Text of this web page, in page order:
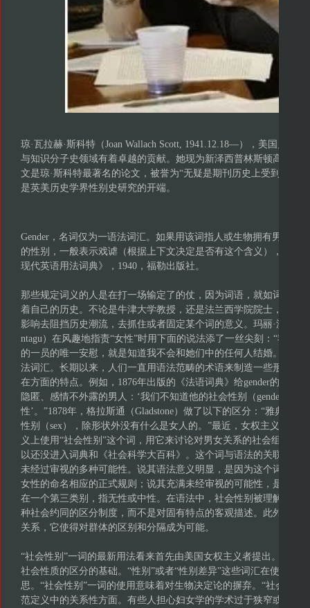
琼·瓦拉赫·斯科特（Joan Wallach Scott, 1941.12.18—），美国史学
与知识分子史领域有着卓越的贡献。她现为新泽西普林斯顿高等研
文是琼·斯科特最著名的论文，被誉为“无疑是期刊历史上受到最广
是英美历史学界性别史研究的开端。
Gender，名词仅为一语法词汇。如果用该词指人或生物拥有男性或
的性别，一般表示戏谑（根据上下文决定是否有这个含义），或
现代英语用法词典》，1940，福勒出版社。
那些规定词义的人是在打一场输定了的仗，因为词语，就如词语所
着自己的历史。不论是牛津大学教授，还是法兰西学院院士，都不
影响去阻挡历史潮流，去抓住或者固定某个词的意义。玛丽·沃特利
ntagu）在风趣地指责“女性”时用下面的说法添了一丝尖刻：“我作为
的一员的唯一安慰，就是知道我不会和她们中的任何人结婚。”在
法词汇。长期以来，人们一直用语法范畴的术语来制造一些形象化
在方面的特点。例如，1876年出版的《法语词典》给gender的用法
隐匿、感情不外露的男人：‘我们不知道他的社会性别（gender）是
性’。”1878年，格拉斯通（Gladstone）做了以下的区分：“雅典娜除
性别（sex），除形状外没有什么是女人的。”最近，女权主义者开
义上使用“社会性别”这个词，用它来讨论对男女关系的社会组织。
以还没进入词典和《社会科学大百科》。这个词与语法的关联很明
未经过审视的多种可能性。说其语法意义明显，是因为这个词在语
女性的命名相应的正式规则；说其充满未经审视的可能性，是因为
在一个第三类别，指无性或中性。在语法中，社会性别被理解为一
种社会约同的区分制度，而不是对固有特点的客观描述。此外，分
关系，它使得对群体的区别和分隔成为可能。
“社会性别”一词的最新用法看来首先由美国女权主义者提出。这些
社会性质的区分的基础。“性别”或者“性别差异”这些词汇在使用时
思。“社会性别”一词的使用意味着对生物决定论的摒弃。“社会性别
范定义中的关系性方面。有些人担心妇女学的学术过于狭窄或片面